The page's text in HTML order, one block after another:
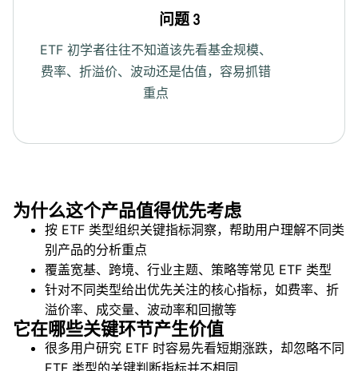
问题 3
ETF 初学者往往不知道该先看基金规模、
费率、折溢价、波动还是估值，容易抓错
重点
为什么这个产品值得优先考虑
按 ETF 类型组织关键指标洞察，帮助用户理解不同类
别产品的分析重点
覆盖宽基、跨境、行业主题、策略等常见 ETF 类型
针对不同类型给出优先关注的核心指标，如费率、折
溢价率、成交量、波动率和回撤等
它在哪些关键环节产生价值
很多用户研究 ETF 时容易先看短期涨跌，却忽略不同